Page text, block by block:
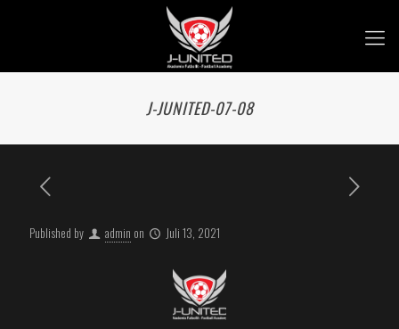
J-JUNITED-07-08
Published by admin on Juli 13, 2021